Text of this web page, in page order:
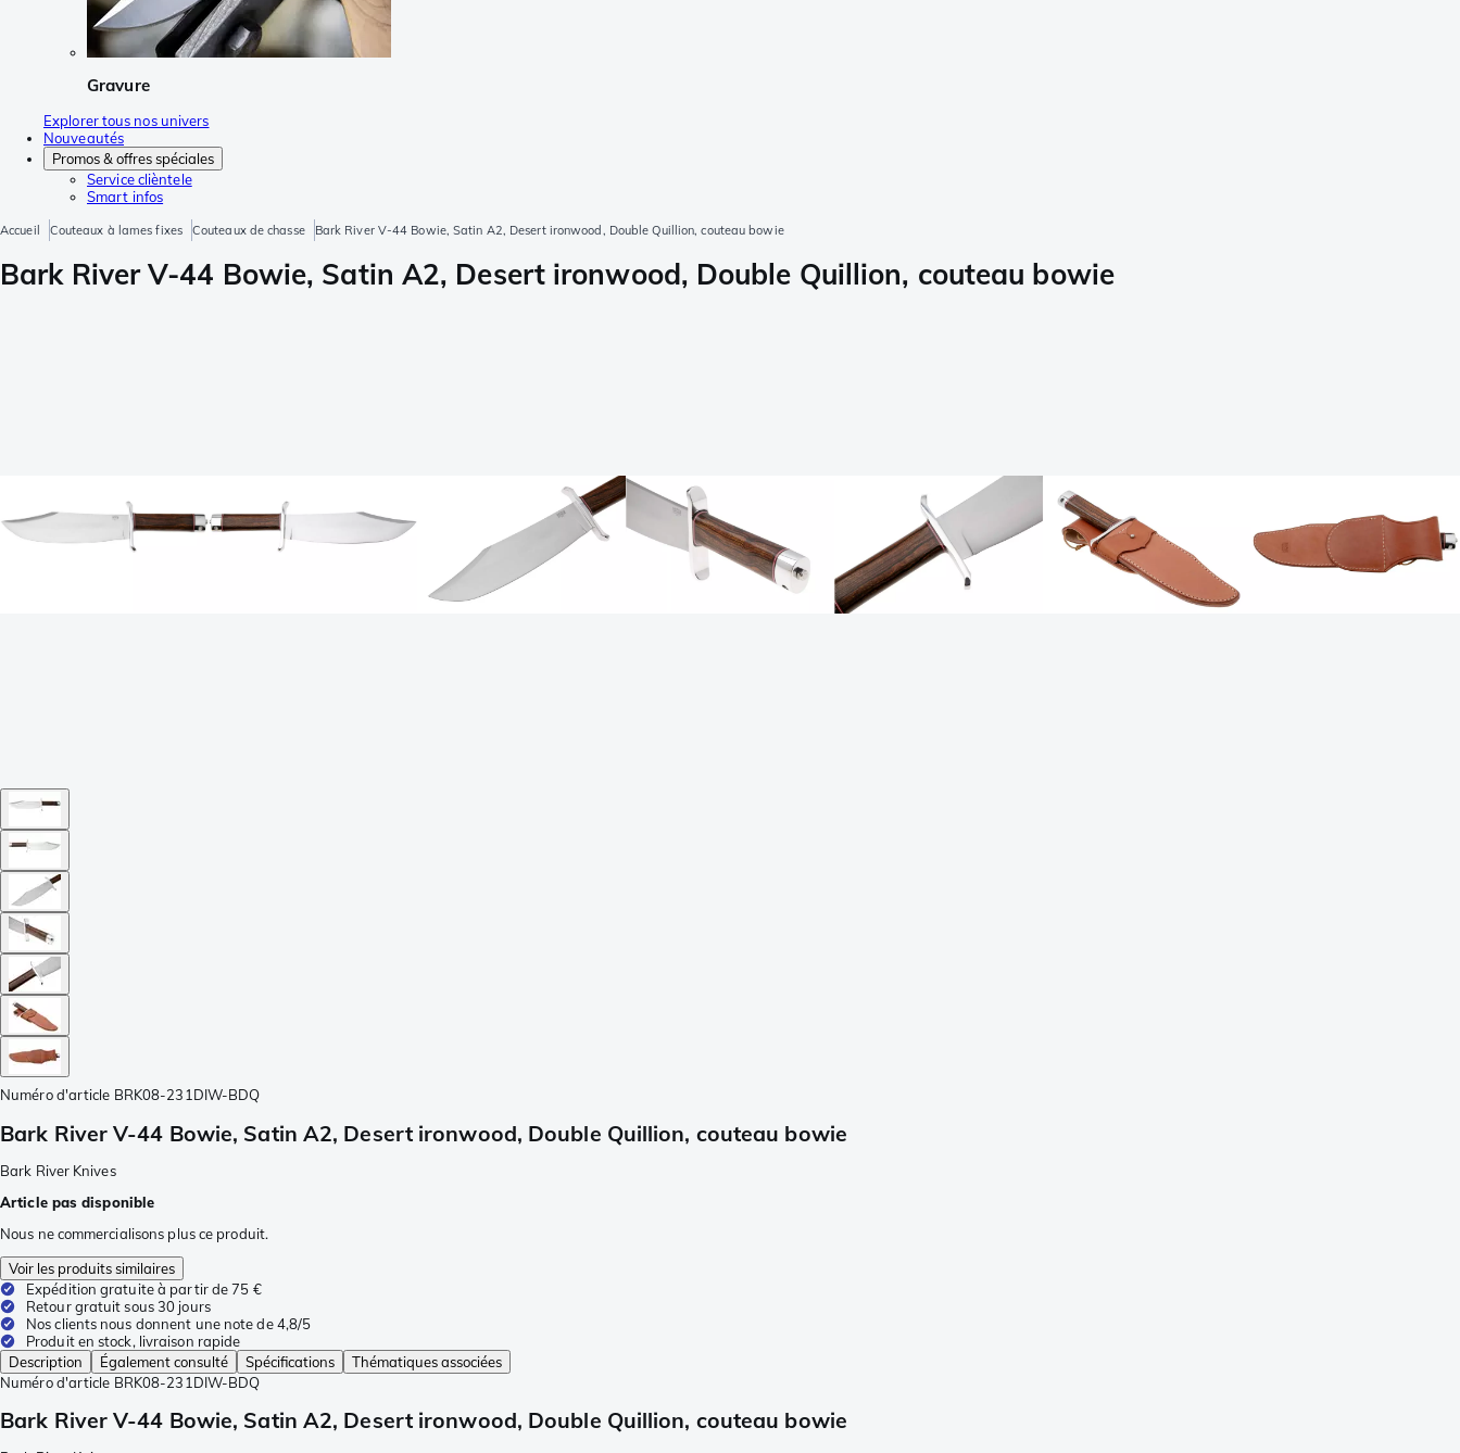
Gravure
Explorer tous nos univers
Nouveautés
Promos & offres spéciales
Service clièntele
Smart infos
Accueil Couteaux à lames fixes Couteaux de chasse Bark River V-44 Bowie, Satin A2, Desert ironwood, Double Quillion, couteau bowie
Bark River V-44 Bowie, Satin A2, Desert ironwood, Double Quillion, couteau bowie
Numéro d'article BRK08-231DIW-BDQ
Bark River V-44 Bowie, Satin A2, Desert ironwood, Double Quillion, couteau bowie
Bark River Knives
Article pas disponible
Nous ne commercialisons plus ce produit.
Voir les produits similaires
Expédition gratuite à partir de 75 €
Retour gratuit sous 30 jours
Nos clients nous donnent une note de 4,8/5
Produit en stock, livraison rapide
Description
Également consulté Spécifications
Thématiques associées
Numéro d'article BRK08-231DIW-BDQ
Bark River V-44 Bowie, Satin A2, Desert ironwood, Double Quillion, couteau bowie